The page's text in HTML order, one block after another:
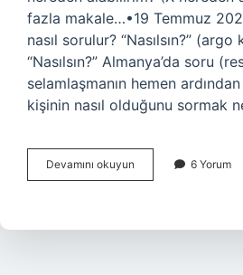
fazla makale…•19 Temmuz
nasıl sorulur? “Nasılsın?” (argo
“Nasılsın?” Almanya’da soru
selamlaşmanın hemen
kişinin nasıl olduğunu sormak
Devamını okuyun
Ne
6 Yorum